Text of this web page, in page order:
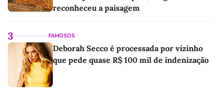
reconheceu a paisagem
3 FAMOSOS
Deborah Secco é processada por vizinho
que pede quase R$ 100 mil de indenização